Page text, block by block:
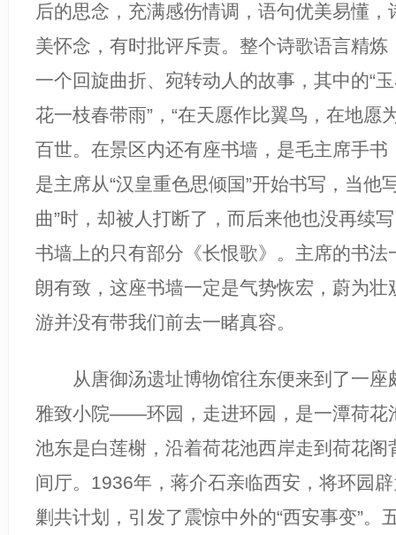
后的思念，充满感伤情调，语句优美易懂
美怀念，有时批评斥责。整个诗歌语言精炼
一个回旋曲折、宛转动人的故事，其中的“
花一枝春带雨”，“在天愿作比翼鸟，在地愿
百世。在景区内还有座书墙，是毛主席手书
是主席从“汉皇重色思倾国”开始书写，当他
曲”时，却被人打断了，而后来他也没再续
书墙上的只有部分《长恨歌》。主席的书法
朗有致，这座书墙一定是气势恢宏，蔚为壮
游并没有带我们前去一睹真容。
从唐御汤遗址博物馆往东便来到了一座
雅致小院——环园，走进环园，是一潭荷花
池东是白莲榭，沿着荷花池西岸走到荷花阁
间厅。1936年，蒋介石亲临西安，将环园
剿共计划，引发了震惊中外的“西安事变”。